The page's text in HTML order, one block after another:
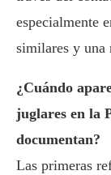
especialmente
similares y una
¿Cuándo
juglares en la
documentan?
Las primeras